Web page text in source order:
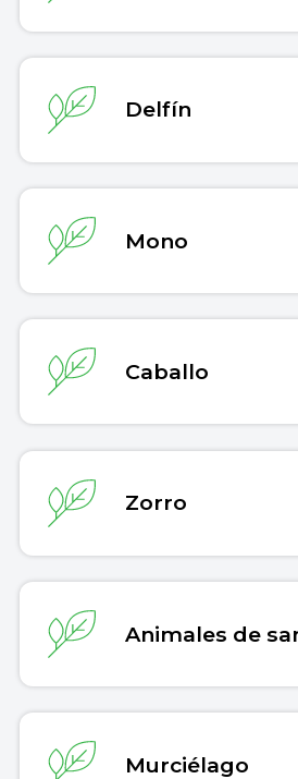
Delfín
Mono
Caballo
Zorro
Animales de
Murciélago